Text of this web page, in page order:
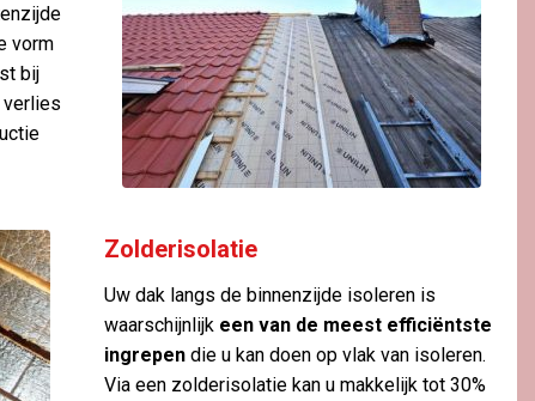
vorm
bij
verlies
Zolderisolatie
Uw dak langs de binnenzijde isoleren is
waarschijnlijk een van de meest efficiëntste
ingrepen die u kan doen op vlak van isoleren.
Via een zolderisolatie kan u makkelijk tot 30%